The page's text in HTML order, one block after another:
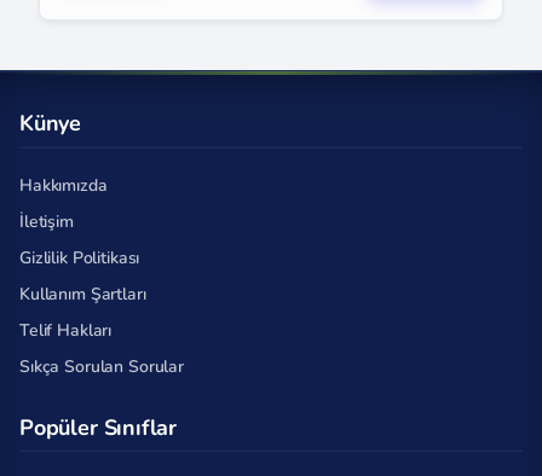
Künye
Hakkımızda
İletişim
Gizlilik Politikası
Kullanım Şartları
Telif Hakları
Sıkça Sorulan Sorular
Popüler Sınıflar